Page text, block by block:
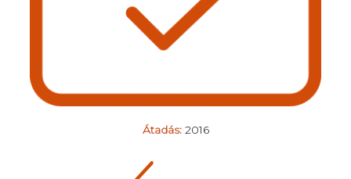
Átadás: 2016